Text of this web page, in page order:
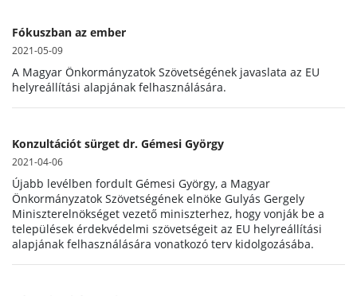
Fókuszban az ember
2021-05-09
A Magyar Önkormányzatok Szövetségének javaslata az EU
helyreállítási alapjának felhasználására.
Konzultációt sürget dr. Gémesi György
2021-04-06
Újabb levélben fordult Gémesi György, a Magyar
Önkormányzatok Szövetségének elnöke Gulyás Gergely
Miniszterelnökséget vezető miniszterhez, hogy vonják be a
települések érdekvédelmi szövetségeit az EU helyreállítási
alapjának felhasználására vonatkozó terv kidolgozásába.